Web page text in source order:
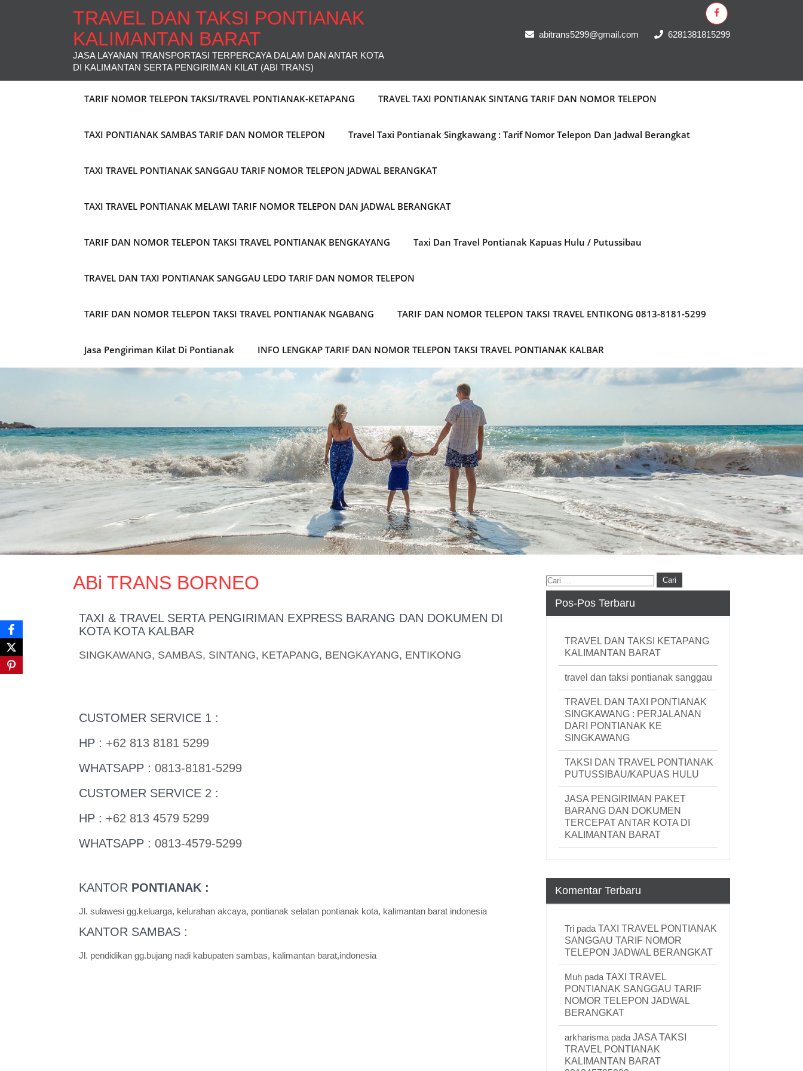
TRAVEL DAN TAKSI PONTIANAK
KALIMANTAN BARAT
JASA LAYANAN TRANSPORTASI TERPERCAYA DALAM DAN ANTAR KOTA
DI KALIMANTAN SERTA PENGIRIMAN KILAT (ABI TRANS)
abitrans5299@gmail.com 6281381815299
TARIF NOMOR TELEPON TAKSI/TRAVEL PONTIANAK-KETAPANG TRAVEL TAXI PONTIANAK SINTANG TARIF DAN NOMOR TELEPON
TAXI PONTIANAK SAMBAS TARIF DAN NOMOR TELEPON Travel Taxi Pontianak Singkawang : Tarif Nomor Telepon Dan Jadwal Berangkat
TAXI TRAVEL PONTIANAK SANGGAU TARIF NOMOR TELEPON JADWAL BERANGKAT
TAXI TRAVEL PONTIANAK MELAWI TARIF NOMOR TELEPON DAN JADWAL BERANGKAT
TARIF DAN NOMOR TELEPON TAKSI TRAVEL PONTIANAK BENGKAYANG Taxi Dan Travel Pontianak Kapuas Hulu / Putussibau
TRAVEL DAN TAXI PONTIANAK SANGGAU LEDO TARIF DAN NOMOR TELEPON
TARIF DAN NOMOR TELEPON TAKSI TRAVEL PONTIANAK NGABANG TARIF DAN NOMOR TELEPON TAKSI TRAVEL ENTIKONG 0813-8181-5299
Jasa Pengiriman Kilat Di Pontianak INFO LENGKAP TARIF DAN NOMOR TELEPON TAKSI TRAVEL PONTIANAK KALBAR
ABi TRANS BORNEO
TAXI & TRAVEL SERTA PENGIRIMAN EXPRESS BARANG DAN DOKUMEN DI
KOTA KOTA KALBAR
SINGKAWANG, SAMBAS, SINTANG, KETAPANG, BENGKAYANG, ENTIKONG
CUSTOMER SERVICE 1 :
HP : +62 813 8181 5299
WHATSAPP : 0813-8181-5299
CUSTOMER SERVICE 2 :
HP : +62 813 4579 5299
WHATSAPP : 0813-4579-5299
KANTOR PONTIANAK :
Jl. sulawesi gg.keluarga, kelurahan akcaya, pontianak selatan pontianak kota, kalimantan barat indonesia
KANTOR SAMBAS :
Jl. pendidikan gg.bujang nadi kabupaten sambas, kalimantan barat,indonesia
Pos-Pos Terbaru
TRAVEL DAN TAKSI KETAPANG
KALIMANTAN BARAT
travel dan taksi pontianak sanggau
TRAVEL DAN TAXI PONTIANAK
SINGKAWANG : PERJALANAN
DARI PONTIANAK KE
SINGKAWANG
TAKSI DAN TRAVEL PONTIANAK
PUTUSSIBAU/KAPUAS HULU
JASA PENGIRIMAN PAKET
BARANG DAN DOKUMEN
TERCEPAT ANTAR KOTA DI
KALIMANTAN BARAT
Komentar Terbaru
Tri pada TAXI TRAVEL PONTIANAK
SANGGAU TARIF NOMOR
TELEPON JADWAL BERANGKAT
Muh pada TAXI TRAVEL
PONTIANAK SANGGAU TARIF
NOMOR TELEPON JADWAL
BERANGKAT
arkharisma pada JASA TAKSI
TRAVEL PONTIANAK
KALIMANTAN BARAT